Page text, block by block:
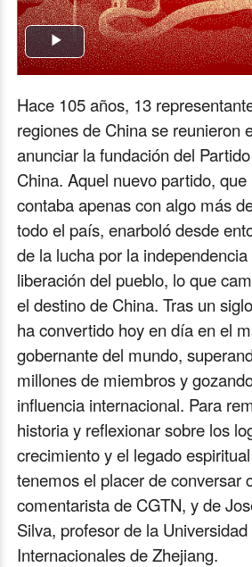
Play
Hace 105 años, 13
regiones de China se reunieron
anunciar la fundación del
China. Aquel nuevo partido,
contaba apenas con algo más
todo el país, enarboló desde
de la lucha por la
liberación del pueblo, lo que
el destino de China. Tras un
ha convertido hoy en día en el
gobernante del mundo,
millones de miembros y
influencia internacional. Para
historia y reflexionar sobre los
crecimiento y el legado
tenemos el placer de conversar
comentarista de CGTN, y de
Silva, profesor de la
Internacionales de Zhejiang.